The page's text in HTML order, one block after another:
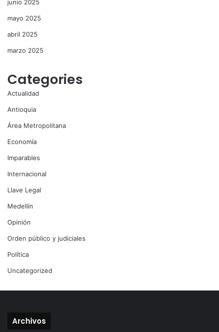
junio 2025
mayo 2025
abril 2025
marzo 2025
Categories
Actualidad
Antioquia
Área Metropolitana
Economía
Imparables
Internacional
Llave Legal
Medellín
Opinión
Orden público y judiciales
Política
Uncategorized
Archivos